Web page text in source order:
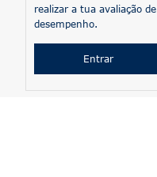
realizar a tua avaliação de
desempenho.
Entrar